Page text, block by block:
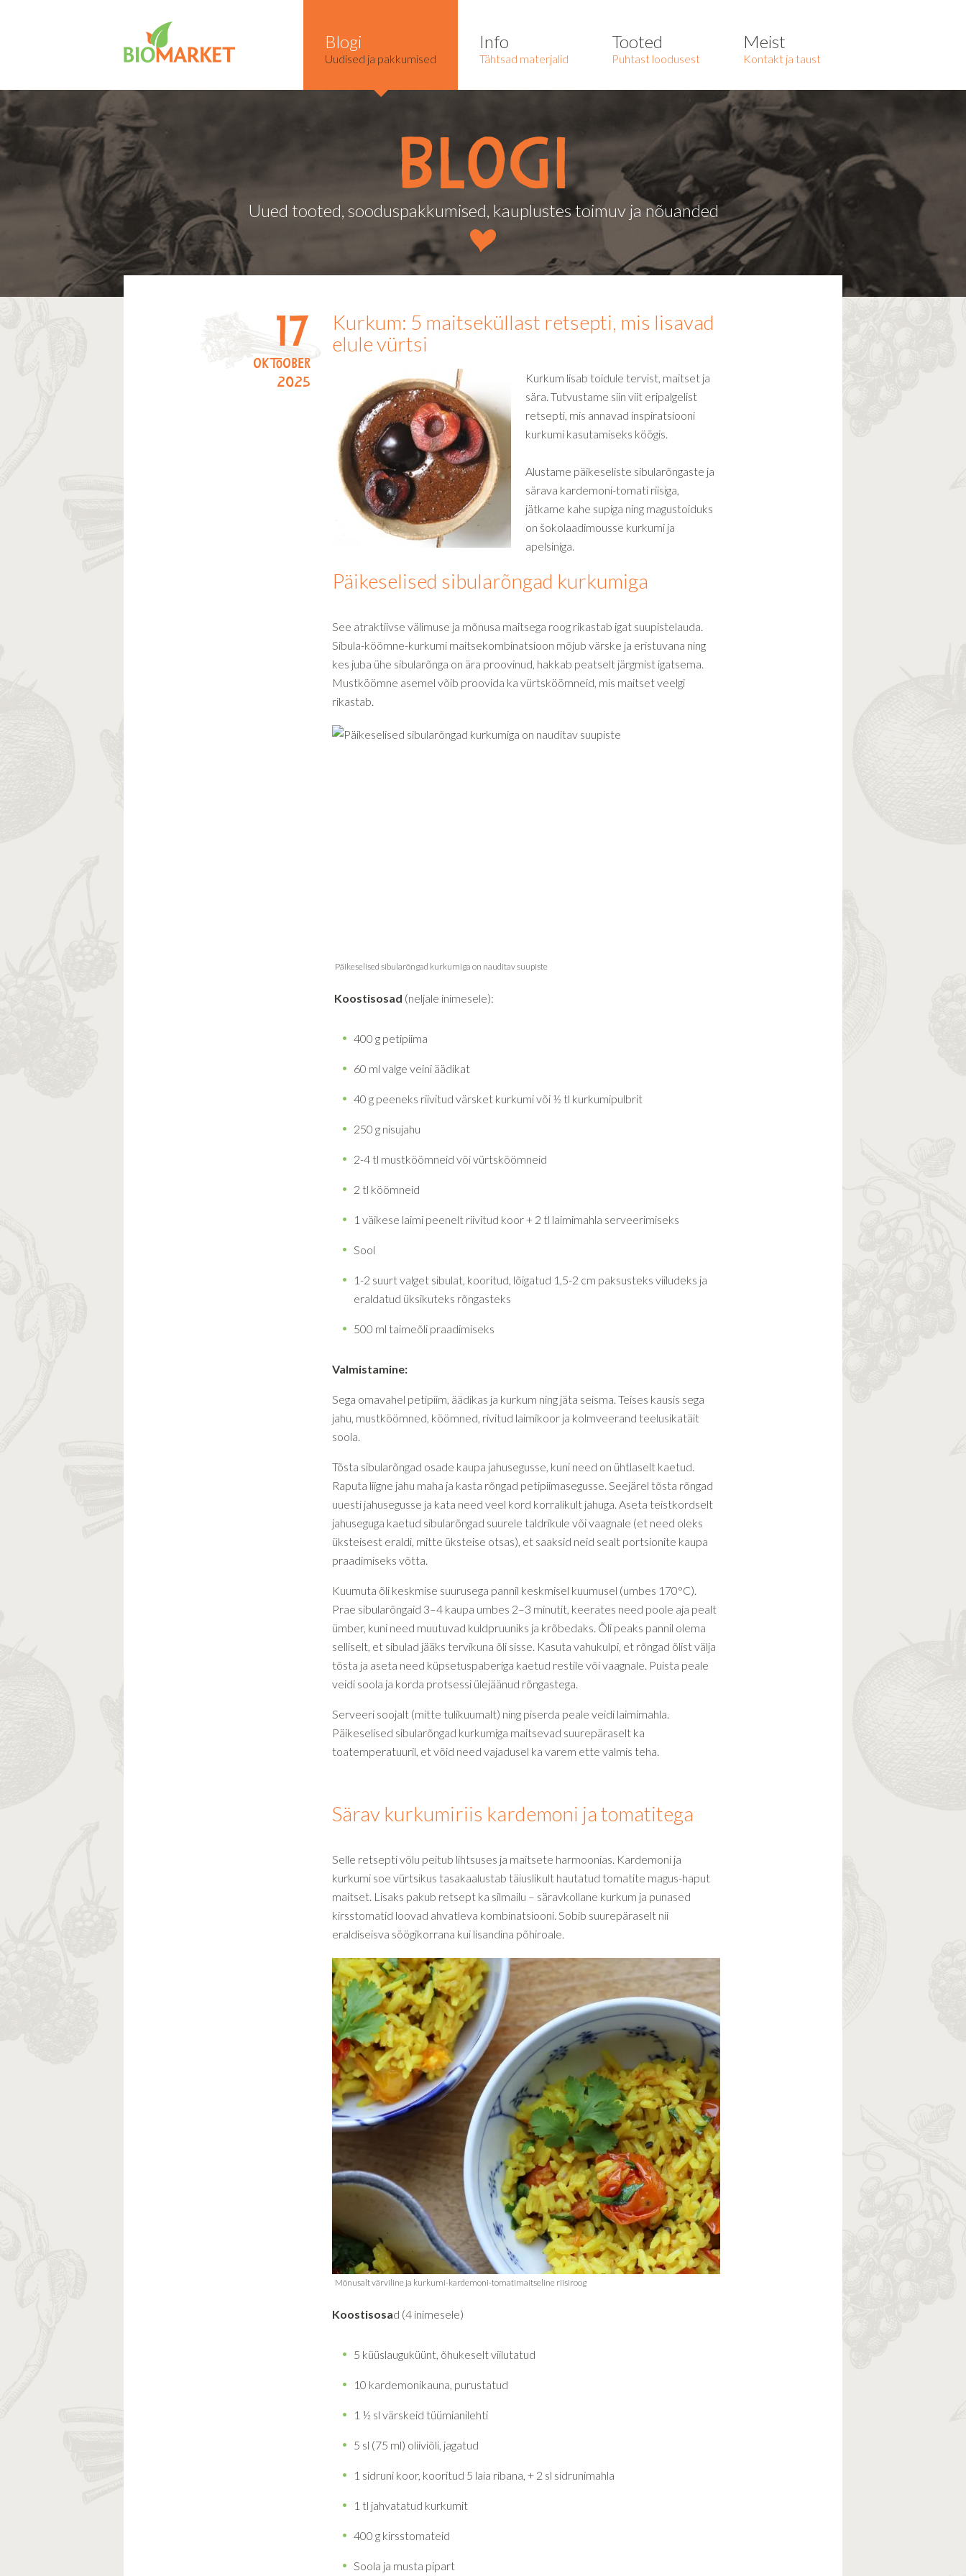
Blogi
Uudised ja pakkumised
Info
Tähtsad materjalid
Tooted
Puhtast loodusest
Meist
Kontakt ja taust
Blogi
Uued tooted, sooduspakkumised, kauplustes toimuv ja nõuanded
17
oktoober
2025
Kurkum: 5 maitseküllast retsepti, mis lisavad
elule vürtsi
Kurkum lisab toidule tervist, maitset ja
sära. Tutvustame siin viit eripalgelist
retsepti, mis annavad inspiratsiooni
kurkumi kasutamiseks köögis.
Alustame päikeseliste sibularõngaste ja
särava kardemoni-tomati riisiga,
jätkame kahe supiga ning magustoiduks
on šokolaadimousse kurkumi ja
apelsiniga.
Päikeselised sibularõngad kurkumiga
See atraktiivse välimuse ja mõnusa maitsega roog rikastab igat suupistelauda.
Sibula-köömne-kurkumi maitsekombinatsioon mõjub värske ja eristuvana ning
kes juba ühe sibularõnga on ära proovinud, hakkab peatselt järgmist igatsema.
Mustköömne asemel võib proovida ka vürtsköömneid, mis maitset veelgi
rikastab.
Koostisosad (neljale inimesele):
400 g petipiima
60 ml valge veini äädikat
40 g peeneks riivitud värsket kurkumi või ½ tl kurkumipulbrit
250 g nisujahu
2-4 tl mustköömneid või vürtsköömneid
2 tl köömneid
1 väikese laimi peenelt riivitud koor + 2 tl laimimahla serveerimiseks
Sool
1-2 suurt valget sibulat, kooritud, lõigatud 1,5-2 cm paksusteks viiludeks ja
eraldatud üksikuteks rõngasteks
500 ml taimeõli praadimiseks
Valmistamine:
Sega omavahel petipiim, äädikas ja kurkum ning jäta seisma. Teises kausis sega
jahu, mustköömned, köömned, rivitud laimikoor ja kolmveerand teelusikatäit
soola.
Tõsta sibularõngad osade kaupa jahusegusse, kuni need on ühtlaselt kaetud.
Raputa liigne jahu maha ja kasta rõngad petipiimasegusse. Seejärel tõsta rõngad
uuesti jahusegusse ja kata need veel kord korralikult jahuga. Aseta teistkordselt
jahuseguga kaetud sibularõngad suurele taldrikule või vaagnale (et need oleks
üksteisest eraldi, mitte üksteise otsas), et saaksid neid sealt portsionite kaupa
praadimiseks võtta.
Kuumuta õli keskmise suurusega pannil keskmisel kuumusel (umbes 170°C).
Prae sibularõngaid 3–4 kaupa umbes 2–3 minutit, keerates need poole aja pealt
ümber, kuni need muutuvad kuldpruuniks ja krõbedaks. Õli peaks pannil olema
selliselt, et sibulad jääks tervikuna õli sisse. Kasuta vahukulpi, et rõngad õlist välja
tõsta ja aseta need küpsetuspaberiga kaetud restile või vaagnale. Puista peale
veidi soola ja korda protsessi ülejäänud rõngastega.
Serveeri soojalt (mitte tulikuumalt) ning piserda peale veidi laimimahla.
Päikeselised sibularõngad kurkumiga maitsevad suurepäraselt ka
toatemperatuuril, et võid need vajadusel ka varem ette valmis teha.
Särav kurkumiriis kardemoni ja tomatitega
Selle retsepti võlu peitub lihtsuses ja maitsete harmoonias. Kardemoni ja
kurkumi soe vürtsikus tasakaalustab täiuslikult hautatud tomatite magus-haput
maitset. Lisaks pakub retsept ka silmailu – säravkollane kurkum ja punased
kirsstomatid loovad ahvatleva kombinatsiooni. Sobib suurepäraselt nii
eraldiseisva söögikorrana kui lisandina põhiroale.
Koostisosad (4 inimesele)
5 küüslauguküünt, õhukeselt viilutatud
10 kardemonikauna, purustatud
1 ½ sl värskeid tüümianilehti
5 sl (75 ml) oliiviõli, jagatud
1 sidruni koor, kooritud 5 laia ribana, + 2 sl sidrunimahla
1 tl jahvatatud kurkumit
400 g kirsstomateid
Soola ja musta pipart